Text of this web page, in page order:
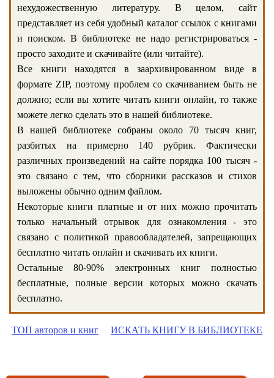
нехудожественную литературу. В целом, сайт
представляет из себя удобный каталог ссылок с книгами
и поиском. В библиотеке не надо регистрироваться -
просто заходите и скачивайте (или читайте).
Все книги находятся в заархивированном виде в
формате ZIP, поэтому проблем со скачиванием быть не
должно; если вы хотите читать книги онлайн, то также
можете легко сделать это в нашей библиотеке.
В нашей библиотеке собраны около 70 тысяч книг,
разбитых на примерно 140 рубрик. Фактически
различных произведений на сайте порядка 100 тысяч -
это связано с тем, что сборники рассказов и стихов
выложены обычно одним файлом.
Некоторые книги платные и от них можно прочитать
только начальный отрывок для ознакомления - это
связано с политикой правообладателей, запрещающих
бесплатно читать онлайн и скачивать их книги.
Остальные 80-90% электронных книг полностью
бесплатные, полные версии которых можно скачать
бесплатно.
ТОП авторов и книг ИСКАТЬ КНИГУ В БИБЛИОТЕКЕ